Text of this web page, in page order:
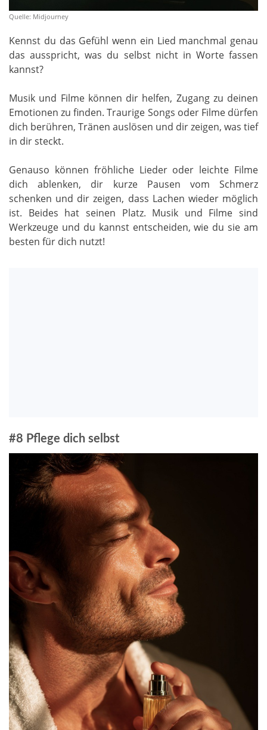
Quelle: Midjourney
Kennst du das Gefühl wenn ein Lied manchmal genau
das ausspricht, was du selbst nicht in Worte fassen
kannst?
Musik und Filme können dir helfen, Zugang zu deinen
Emotionen zu finden. Traurige Songs oder Filme dürfen
dich berühren, Tränen auslösen und dir zeigen, was tief
in dir steckt.
Genauso können fröhliche Lieder oder leichte Filme
dich ablenken, dir kurze Pausen vom Schmerz
schenken und dir zeigen, dass Lachen wieder möglich
ist. Beides hat seinen Platz. Musik und Filme sind
Werkzeuge und du kannst entscheiden, wie du sie am
besten für dich nutzt!
#8 Pflege dich selbst